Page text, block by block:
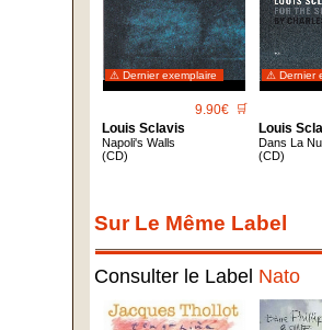
⚠ Dernier exemplaire
9.90€ 🛒
Louis Sclavis
Napoli's Walls
(CD)
⚠ Dernier
Louis
Dans La
(CD)
Sur Le Même Label
Consulter le Label Nato